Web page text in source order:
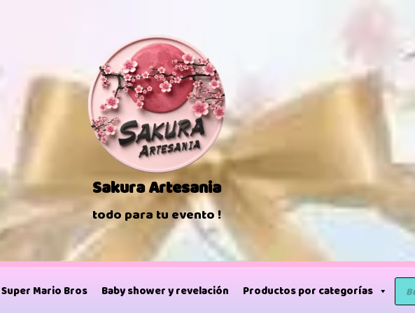
Sakura Artesania
todo para tu evento !
Super Mario Bros Baby shower y revelación Productos por categorías